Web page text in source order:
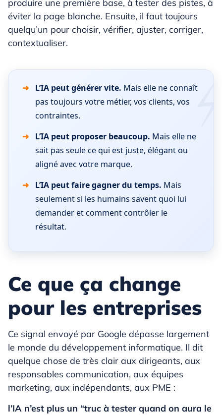
produire une première base, à tester des pistes, à
éviter la page blanche. Ensuite, il faut toujours
quelqu’un pour choisir, vérifier, ajuster, corriger,
contextualiser.
L’IA peut générer vite. Mais elle ne connaît
pas toujours votre métier, vos clients, vos
contraintes.
L’IA peut proposer beaucoup. Mais elle ne
sait pas seule ce qui est juste, élégant ou
aligné avec votre marque.
L’IA peut faire gagner du temps. Mais
seulement si les humains savent quoi lui
demander et comment contrôler le
résultat.
Ce que ça change
pour les entreprises
Ce signal envoyé par Google dépasse largement
le monde du développement informatique. Il dit
quelque chose de très clair aux dirigeants, aux
responsables communication, aux équipes
marketing, aux indépendants, aux PME :
l’IA n’est plus un “truc à tester quand on aura le